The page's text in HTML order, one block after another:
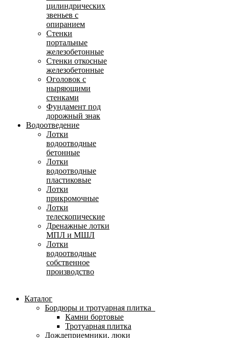
цилиндрических
звеньев с
опиранием
Стенки
портальные
железобетонные
Стенки откосные
железобетонные
Оголовок с
ныряющими
стенками
Фундамент под
дорожный знак
Водоотведение
Лотки
водоотводные
бетонные
Лотки
водоотводные
пластиковые
Лотки
прикромочные
Лотки
телескопические
Дренажные лотки
МПЛ и МШЛ
Лотки
водоотводные
собственное
производство
Каталог
Бордюры и тротуарная плитка
Камни бортовые
Тротуарная плитка
Дождеприемники, люки